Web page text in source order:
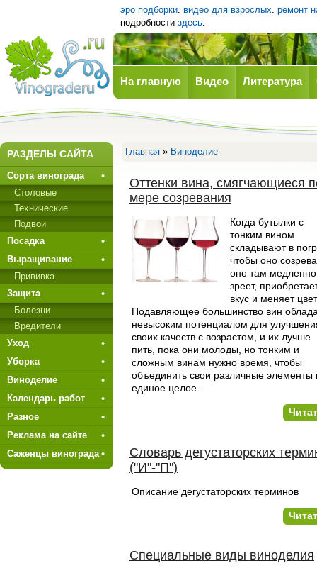
Виноград
эро подборки. видео для взрослых. ремонт
подробности здесь.
На главную Видео Литература
Главная » Виноделие
Оттенки вина, смягчающиеся
мере созревания
Когда бутылки с
тонким вином
складывают в
чтобы оно
оно там медленно
зреет,
вкус и меняет
Подавляющее большинство вин
невысоким потенциалом для
своих качеств с возрастом, и их лучше
пить, пока они молоды, но тонким и
сложным винам нужно время, чтобы
объединить свои различные элементы
единое целое.
Словарь дегустаторских
("И"-"П")
Описание дегустаторских терминов
Специальные виды виноделия
РАЗДЕЛЫ САЙТА
Сорта винограда
Столовые
Технические
Подвои
Посадка
Выращивание
Прививкa
Защита
Болезни
Вредители
Уход
Уборка
Виноделие
Календарь работ
Разное
Реклама на сайте
Саженцы винограда